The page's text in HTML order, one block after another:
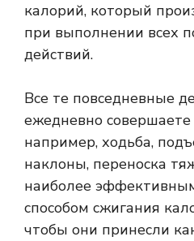
калорий, который
при выполнении всех
действий.
Все те повседневные
ежедневно
например, ходьба,
наклоны, переноска
наиболее
способом сжигания
чтобы они принесли